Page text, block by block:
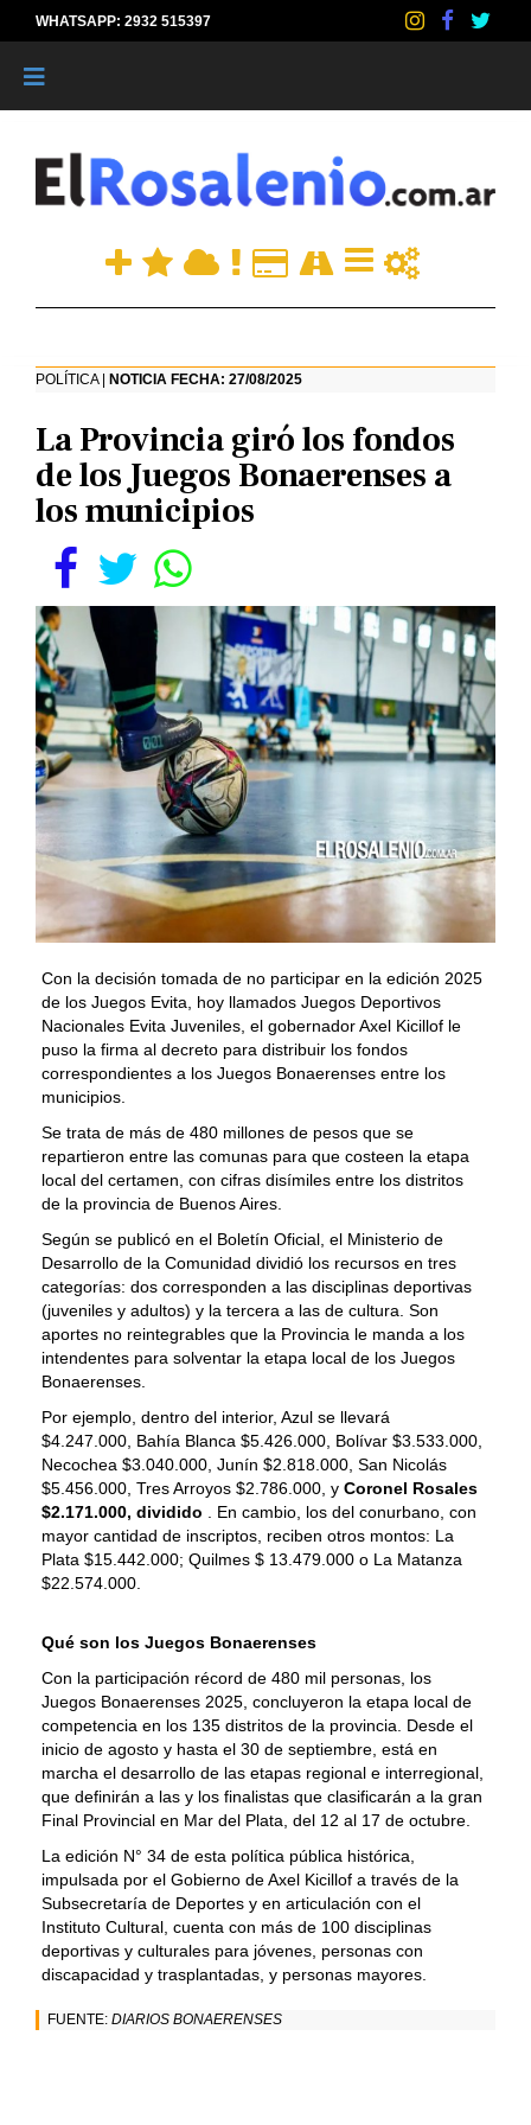
WHATSAPP: 2932 515397
POLÍTICA | NOTICIA FECHA: 27/08/2025
La Provincia giró los fondos
de los Juegos Bonaerenses a
los municipios
Con la decisión tomada de no participar en la edición 2025
de los Juegos Evita, hoy llamados Juegos Deportivos
Nacionales Evita Juveniles, el gobernador Axel Kicillof le
puso la firma al decreto para distribuir los fondos
correspondientes a los Juegos Bonaerenses entre los
municipios.
Se trata de más de 480 millones de pesos que se
repartieron entre las comunas para que costeen la etapa
local del certamen, con cifras disímiles entre los distritos
de la provincia de Buenos Aires.
Según se publicó en el Boletín Oficial, el Ministerio de
Desarrollo de la Comunidad dividió los recursos en tres
categorías: dos corresponden a las disciplinas deportivas
(juveniles y adultos) y la tercera a las de cultura. Son
aportes no reintegrables que la Provincia le manda a los
intendentes para solventar la etapa local de los Juegos
Bonaerenses.
Por ejemplo, dentro del interior, Azul se llevará
$4.247.000, Bahía Blanca $5.426.000, Bolívar $3.533.000,
Necochea $3.040.000, Junín $2.818.000, San Nicolás
$5.456.000, Tres Arroyos $2.786.000, y Coronel Rosales
$2.171.000, dividido . En cambio, los del conurbano, con
mayor cantidad de inscriptos, reciben otros montos: La
Plata $15.442.000; Quilmes $ 13.479.000 o La Matanza
$22.574.000.
Qué son los Juegos Bonaerenses
Con la participación récord de 480 mil personas, los
Juegos Bonaerenses 2025, concluyeron la etapa local de
competencia en los 135 distritos de la provincia. Desde el
inicio de agosto y hasta el 30 de septiembre, está en
marcha el desarrollo de las etapas regional e interregional,
que definirán a las y los finalistas que clasificarán a la gran
Final Provincial en Mar del Plata, del 12 al 17 de octubre.
La edición N° 34 de esta política pública histórica,
impulsada por el Gobierno de Axel Kicillof a través de la
Subsecretaría de Deportes y en articulación con el
Instituto Cultural, cuenta con más de 100 disciplinas
deportivas y culturales para jóvenes, personas con
discapacidad y trasplantadas, y personas mayores.
FUENTE: DIARIOS BONAERENSES